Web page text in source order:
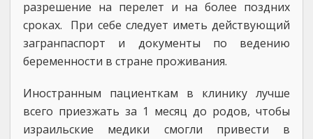
разрешение на перелет и на более поздних
сроках. При себе следует иметь действующий
загранпаспорт и документы по ведению
беременности в стране проживания.
Иностранным пациенткам в клинику лучше
всего приезжать за 1 месяц до родов, чтобы
израильские медики смогли привести в